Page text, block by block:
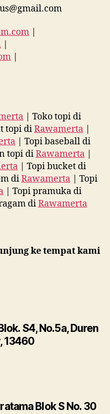
| Toko topi di
topi diRawamerta
| Topi baseball di
topi diRawamerta|
| Topi bucket di
diRawamerta | Topi
| Topi pramuka di
diRawamerta
ke tempat kami
S4, No.5a, Duren
13460
Blok S No. 30